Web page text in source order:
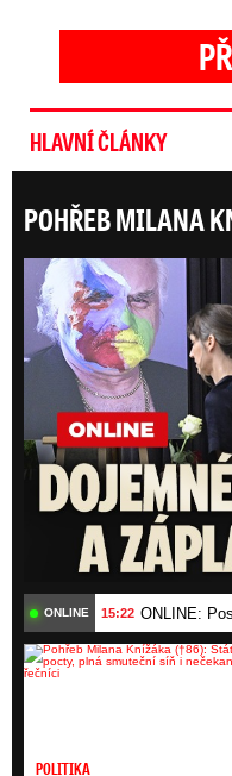
HLAVNÍ ČLÁNKY
POHŘEB MILANA
ONLINE 15:22 ONLINE:
POLITIKA